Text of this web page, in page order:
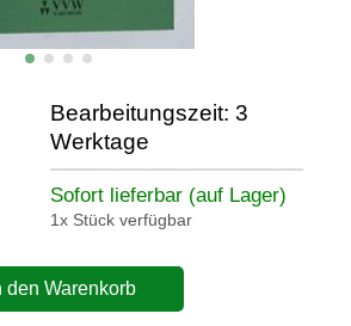
den Warenkorb
Bearbeitungszeit: 3
Werktage
Sofort lieferbar (auf Lager)
1x Stück verfügbar